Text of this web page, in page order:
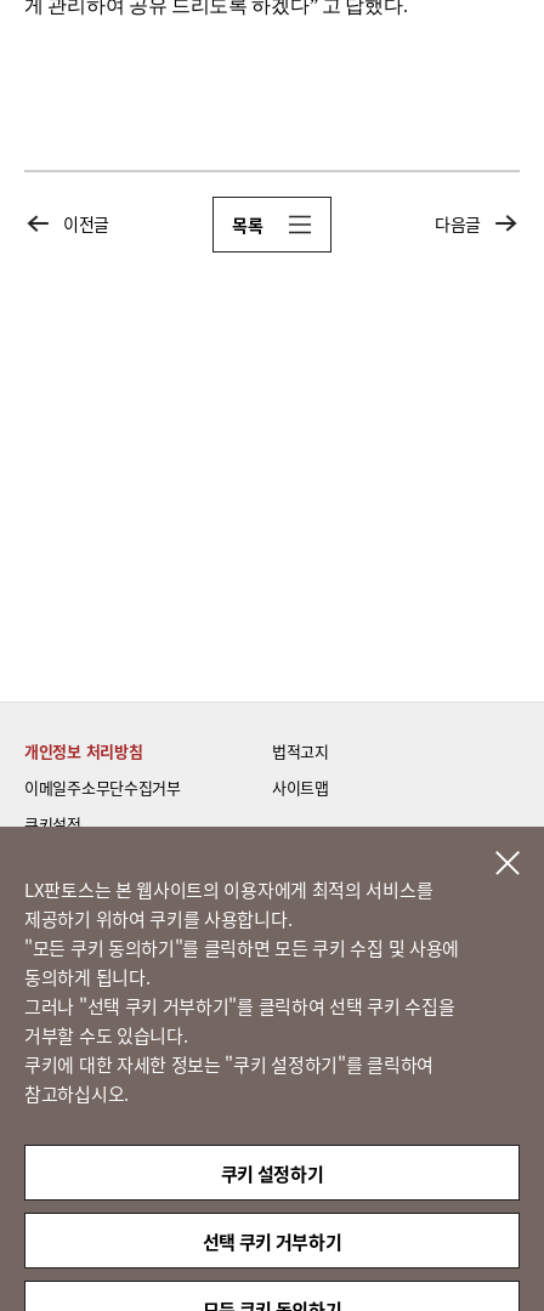
게 관리하여 공유 드리도록 하겠다” 고 답했다.
목록
이전글 다음글
개인정보 처리방침
법적고지
이메일주소무단수집거부
사이트맵
쿠키설정
LG 베스트 케어 이전설치
고객의 소리
정도경영 신문고
(주)LX판토스 사업자등록번호 : 116-81-31734
서울시 종로구 새문안로 58
대표전화 :02-3771-2114
해외직구 문의 : 02-3771-2013 / 2014
© LX Pantos Co., Ltd. All rights reserved.
LX판토스는 본 웹사이트의 이용자에게 최적의 서비스를
제공하기 위하여 쿠키를 사용합니다.
​"모든 쿠키 동의하기"를 클릭하면 모든 쿠키 수집 및 사용에
동의하게 됩니다.
그러나 "선택 쿠키 거부하기"를 클릭하여 선택 쿠키 수집을
거부할 수도 있습니다.
쿠키에 대한 자세한 정보는 "쿠키 설정하기"를 클릭하여
참고하십시오.
쿠키 설정하기
선택 쿠키 거부하기